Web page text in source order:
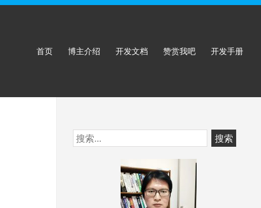
首页 博主介绍 开发文档 赞赏我吧 开发手册
跳
至
搜
索：